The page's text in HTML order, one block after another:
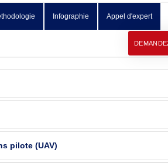
Infographie Appel d'expert
pilote (UAV)